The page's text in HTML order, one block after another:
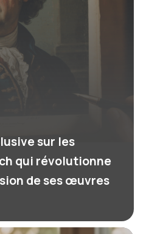
sur les
qui révolutionne
de ses œuvres